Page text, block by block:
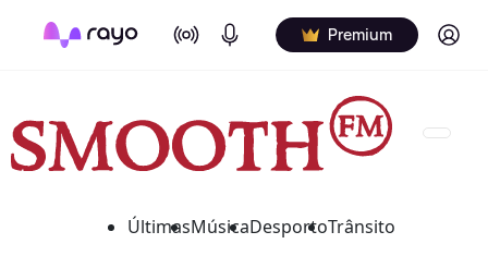
On Air Podcasts Premium Log in
ÚltimasMúsicaDesportoTrânsito